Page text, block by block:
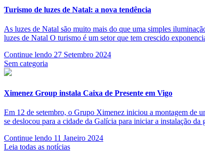
Turismo de luzes de Natal: a nova tendência
As luzes de Natal são muito mais do que uma simples
luzes de Natal O turismo é um setor que tem crescido
Continue lendo 27 Setembro 2024
Sem categoria
Ximenez Group instala Caixa de Presente em Vigo
Em 12 de setembro, o Grupo Ximenez iniciou a montagem de
se deslocou para a cidade da Galícia para iniciar a instalação
Continue lendo 11 Janeiro 2024
Leia todas as notícias